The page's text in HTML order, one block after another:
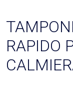
RAPIDO